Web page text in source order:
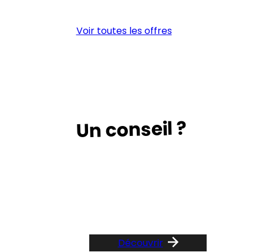
Voir toutes les offres
Un conseil ?
Découvrir